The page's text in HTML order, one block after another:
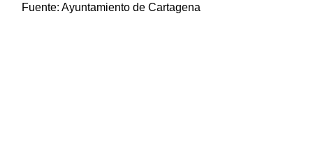
Fuente: Ayuntamiento de Cartagena